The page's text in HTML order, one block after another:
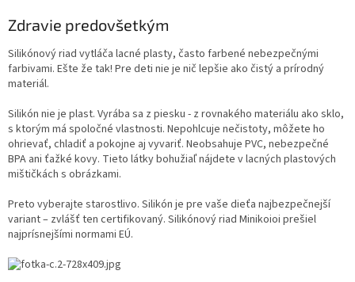
Zdravie predovšetkým
Silikónový riad vytláča lacné plasty, často farbené nebezpečnými
farbivami. Ešte že tak! Pre deti nie je nič lepšie ako čistý a prírodný
materiál.
Silikón nie je plast. Vyrába sa z piesku - z rovnakého materiálu ako sklo,
s ktorým má spoločné vlastnosti. Nepohlcuje nečistoty, môžete ho
ohrievať, chladiť a pokojne aj vyvariť. Neobsahuje PVC, nebezpečné
BPA ani ťažké kovy. Tieto látky bohužiaľ nájdete v lacných plastových
mištičkách s obrázkami.
Preto vyberajte starostlivo. Silikón je pre vaše dieťa najbezpečnejší
variant – zvlášť ten certifikovaný. Silikónový riad Minikoioi prešiel
najprísnejšími normami EÚ.